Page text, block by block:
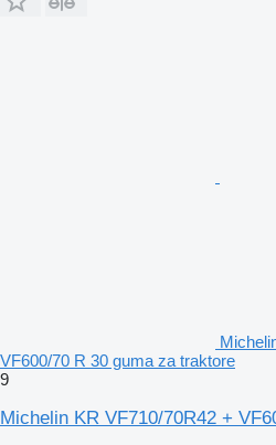
VF600/70 R 30 guma za traktore
9
Michelin KR VF710/70R42 +